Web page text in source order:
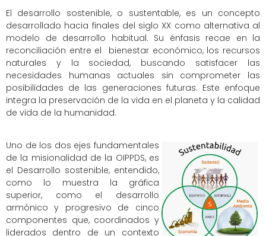
El desarrollo sostenible, o sustentable, es un concepto
desarrollado hacia finales del siglo XX como alternativa al
modelo de desarrollo habitual. Su énfasis recae en la
reconciliación entre el bienestar económico, los recursos
naturales y la sociedad, buscando satisfacer las
necesidades humanas actuales sin comprometer las
posibilidades de las generaciones futuras. Este enfoque
integra la preservación de la vida en el planeta y la calidad
de vida de la humanidad.
Uno de los dos ejes fundamentales
de la misionalidad de la OIPPDS, es
el Desarrollo sostenible, entendido,
como lo muestra la gráfica
superior, como el desarrollo
armónico y progresivo de cinco
componentes que, coordinados y
liderados dentro de un contexto